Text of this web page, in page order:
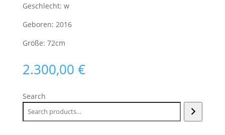
Geschlecht: w
Geboren: 2016
Größe: 72cm
2.300,00 €
Search